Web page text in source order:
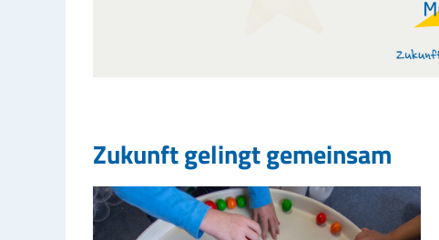
Zukunft gelingt gemeinsam